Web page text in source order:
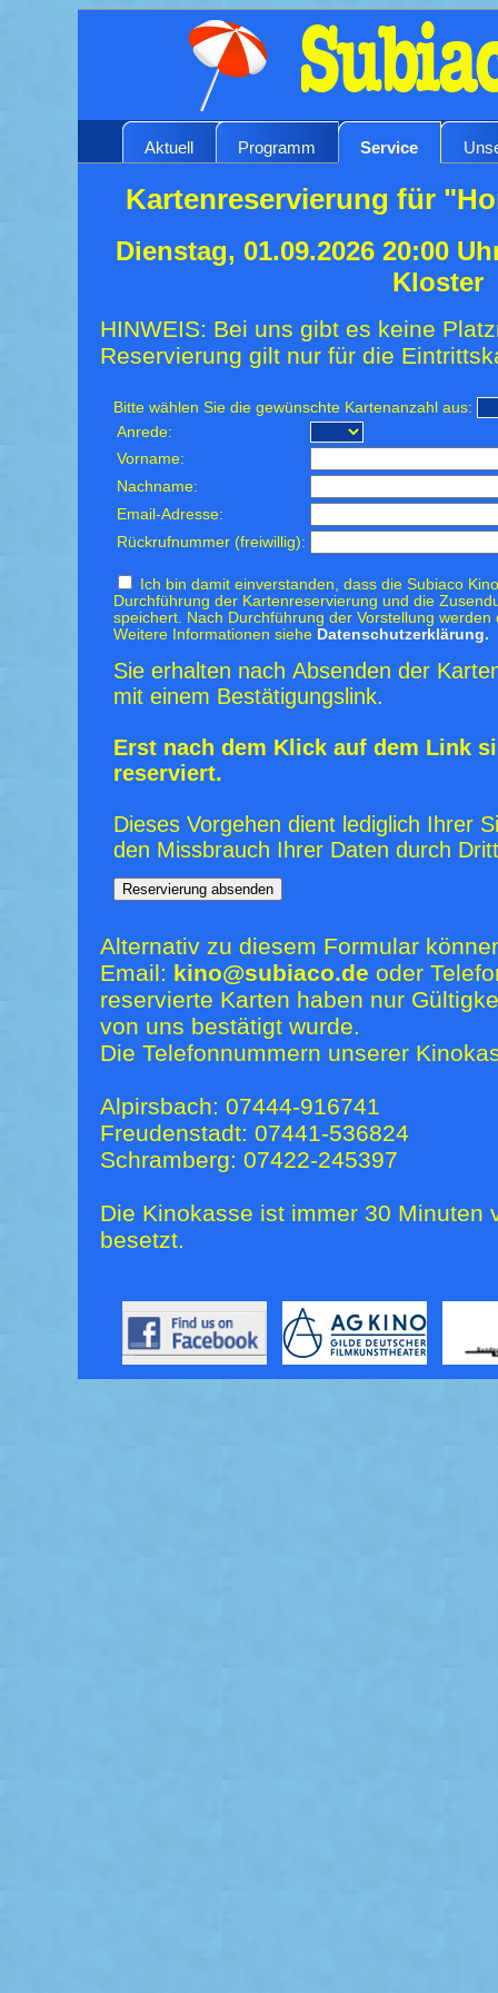
Aktuell Programm Service
Kartenreservierung für
Dienstag, 01.09.2026 20:00
Kloster
HINWEIS: Bei uns gibt es keine
Reservierung gilt nur für die
Bitte wählen Sie die gewünschte Kartenanzahl aus:
Anrede:
Vorname:
Nachname:
Email-Adresse:
Rückrufnummer (freiwillig):
Ich bin damit einverstanden, dass die Subiaco
Durchführung der Kartenreservierung und die
speichert. Nach Durchführung der Vorstellung
Weitere Informationen siehe Datenschutzerklärung.
Sie erhalten nach Absenden der
mit einem Bestätigungslink.
Erst nach dem Klick auf dem Link
reserviert.
Dieses Vorgehen dient lediglich Ihrer
den Missbrauch Ihrer Daten durch
Alternativ zu diesem Formular
Email: kino@subiaco.de oder
reservierte Karten haben nur
von uns bestätigt wurde.
Die Telefonnummern unserer
Alpirsbach: 07444-916741
Freudenstadt: 07441-536824
Schramberg: 07422-245397
Die Kinokasse ist immer 30 Minuten
besetzt.